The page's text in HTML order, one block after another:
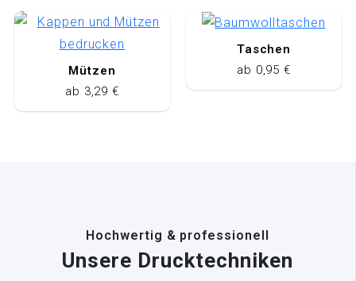
Mützen
ab 3,29 €
Taschen
ab 0,95 €
Hochwertig & professionell
Unsere Drucktechniken